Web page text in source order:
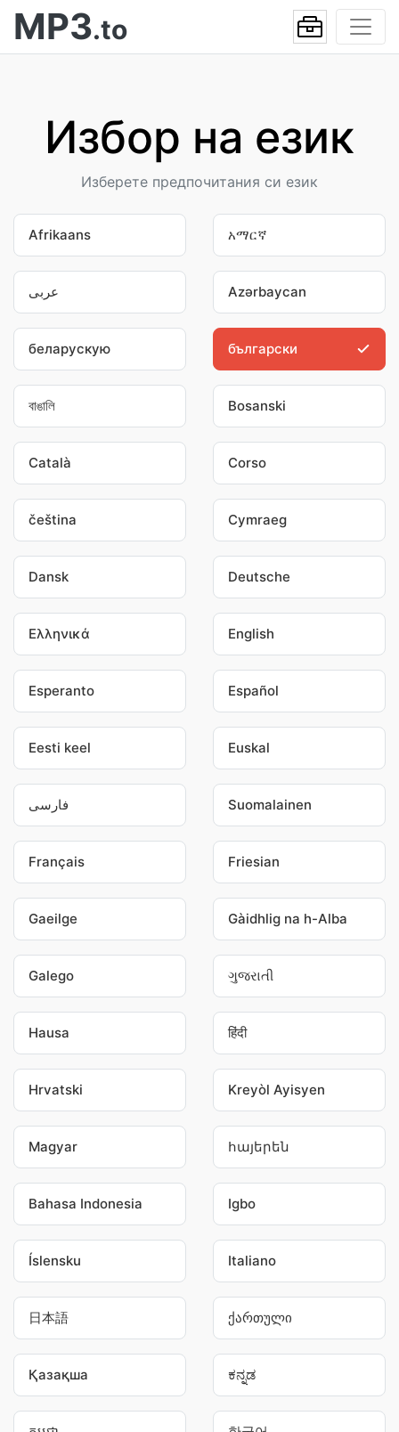
MP3.to
Избор на език
Изберете предпочитания си език
Afrikaans አማርኛ
عربى Azərbaycan
беларускую български
বাঙালি Bosanski
Català Corso
čeština Cymraeg
Dansk Deutsche
Ελληνικά English
Esperanto Español
Eesti keel Euskal
فارسی Suomalainen
Français Friesian
Gaeilge Gàidhlig na h-Alba
Galego ગુજરાતી
Hausa हिंदी
Hrvatski Kreyòl Ayisyen
Magyar հայերեն
Bahasa Indonesia Igbo
Íslensku Italiano
日本語 ქართული
Қазақша ಕನ್ನಡ